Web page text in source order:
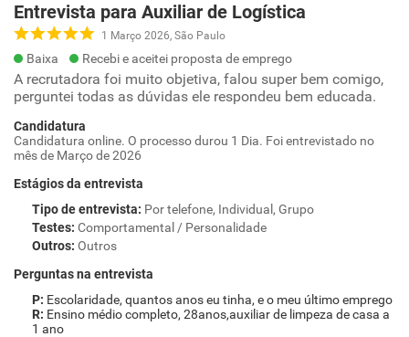
Entrevista para Auxiliar de Logística
1 Março 2026, São Paulo
Baixa Recebi e aceitei proposta de emprego
A recrutadora foi muito objetiva, falou super bem comigo,
perguntei todas as dúvidas ele respondeu bem educada.
Candidatura
Candidatura online. O processo durou 1 Dia. Foi entrevistado no
mês de Março de 2026
Estágios da entrevista
Tipo de entrevista: Por telefone, Individual, Grupo
Testes: Comportamental / Personalidade
Outros: Outros
Perguntas na entrevista
Escolaridade, quantos anos eu tinha, e o meu último emprego
Ensino médio completo, 28anos,auxiliar de limpeza de casa a
1 ano